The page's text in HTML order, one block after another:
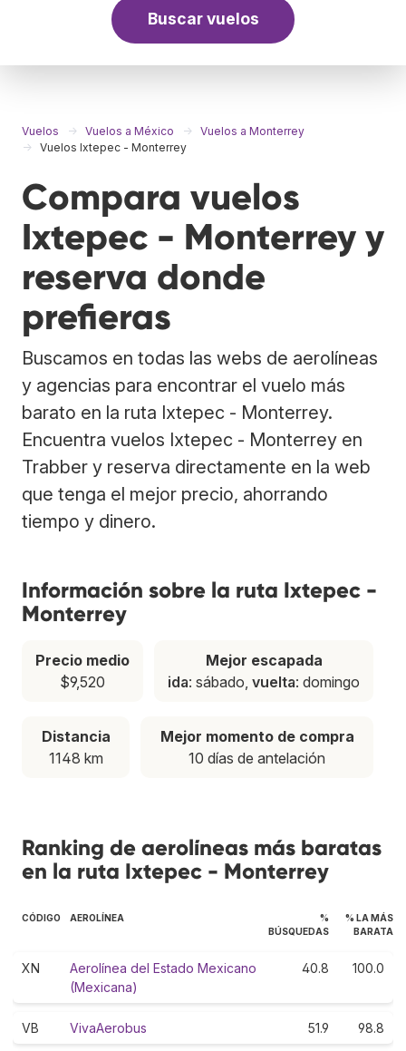
Buscar vuelos
Vuelos Vuelos a México
Vuelos a Monterrey
Vuelos Ixtepec - Monterrey
Compara vuelos
Ixtepec - Monterrey y
reserva donde
prefieras
Buscamos en todas las webs de aerolíneas
y agencias para encontrar el vuelo más
barato en la ruta Ixtepec - Monterrey.
Encuentra vuelos Ixtepec - Monterrey en
Trabber y reserva directamente en la web
que tenga el mejor precio, ahorrando
tiempo y dinero.
Información sobre la ruta Ixtepec -
Monterrey
Precio medio
$9,520
Mejor escapada
ida: sábado, vuelta: domingo
Distancia
1148 km
Mejor momento de compra
10 días de antelación
Ranking de aerolíneas más baratas
en la ruta Ixtepec - Monterrey
CÓDIGO AEROLÍNEA
%
BÚSQUEDAS
% LA MÁS
BARATA
XN
Aerolínea del Estado Mexicano
(Mexicana)
40.8 100.0
VB VivaAerobus 51.9 98.8